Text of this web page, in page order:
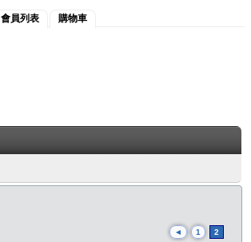
會員列表 購物車
◄ 1 2